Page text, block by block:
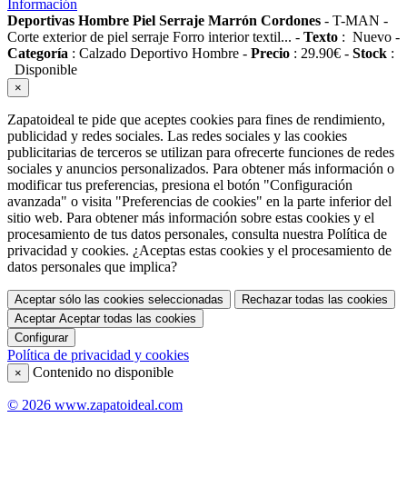
Información
Deportivas Hombre Piel Serraje Marrón Cordones - T-MAN -
Corte exterior de piel serraje Forro interior textil... - Texto : Nuevo -
Categoría : Calzado Deportivo Hombre - Precio : 29.90€ - Stock :
Disponible
×
Zapatoideal te pide que aceptes cookies para fines de rendimiento,
publicidad y redes sociales. Las redes sociales y las cookies
publicitarias de terceros se utilizan para ofrecerte funciones de redes
sociales y anuncios personalizados. Para obtener más información o
modificar tus preferencias, presiona el botón "Configuración
avanzada" o visita "Preferencias de cookies" en la parte inferior del
sitio web. Para obtener más información sobre estas cookies y el
procesamiento de tus datos personales, consulta nuestra Política de
privacidad y cookies. ¿Aceptas estas cookies y el procesamiento de
datos personales que implica?
Aceptar sólo las cookies seleccionadas
Rechazar todas las cookies
Aceptar Aceptar todas las cookies
Configurar
Política de privacidad y cookies
× Contenido no disponible
© 2026 www.zapatoideal.com